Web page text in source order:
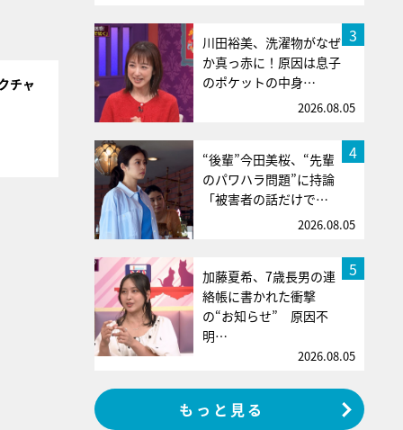
チャ
3
川田裕美、洗濯物がなぜ
か真っ赤に！原因は息子
のポケットの中身…
2026.08.05
4
“後輩”今田美桜、“先輩
のパワハラ問題”に持論
「被害者の話だけで…
2026.08.05
5
加藤夏希、7歳長男の連
絡帳に書かれた衝撃
の“お知らせ” 原因不
明…
2026.08.05
もっと見る